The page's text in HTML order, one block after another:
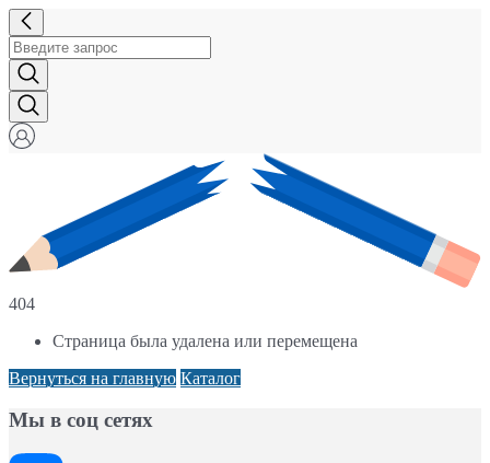
404
Страница была удалена или перемещена
Вернуться на главную Каталог
Мы в соц сетях